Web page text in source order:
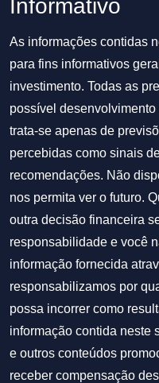
Informativo
As informações contidas
para fins informativos
investimento. Todas as
possível
trata-se apenas de
percebidas como sinais
recomendações. Não
nos permita ver o futuro.
outra decisão financeira
responsabilidade e você
informação fornecida
responsabilizamos por
possa incorrer como
informação contida neste
e outros conteúdos
receber compensação